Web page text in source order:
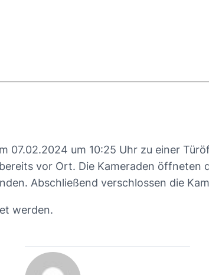
07.02.2024 um 10:25 Uhr zu einer
vor Ort. Die Kameraden öffneten
Abschließend verschlossen die
werden.